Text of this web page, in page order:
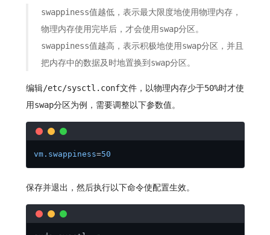
swappiness值越低，表示最大限度地使用物理内存，
物理内存使用完毕后，才会使用swap分区。
swappiness值越高，表示积极地使用swap分区，并且
把内存中的数据及时地置换到swap分区。
编辑/etc/sysctl.conf文件，以物理内存少于50%时才使
用swap分区为例，需要调整以下参数值。
vm.swappiness=50
保存并退出，然后执行以下命令使配置生效。